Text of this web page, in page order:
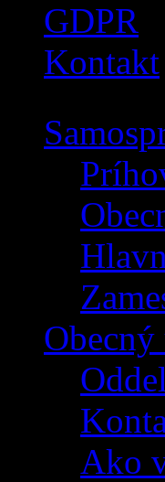
GDPR
Kontakt
Obecný
Ako